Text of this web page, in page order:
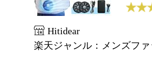
Hitidear
楽天ジャンル：メンズフ